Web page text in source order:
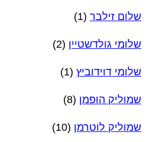
שלום זילבר (1)
שלומי גולדשטיין (2)
שלומי דוידוביץ (1)
שמוליק הופמן (8)
שמוליק לוטרמן (10)